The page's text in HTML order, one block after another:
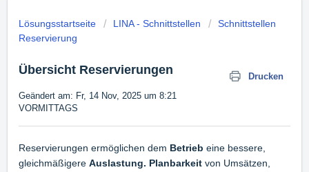
Lösungsstartseite LINA - Schnittstellen
Schnittstellen
Reservierung
Übersicht Reservierungen
Drucken
Geändert am: Fr, 14 Nov, 2025 um 8:21
VORMITTAGS
Reservierungen ermöglichen dem Betrieb eine bessere,
gleichmäßigere Auslastung. Planbarkeit von Umsätzen,